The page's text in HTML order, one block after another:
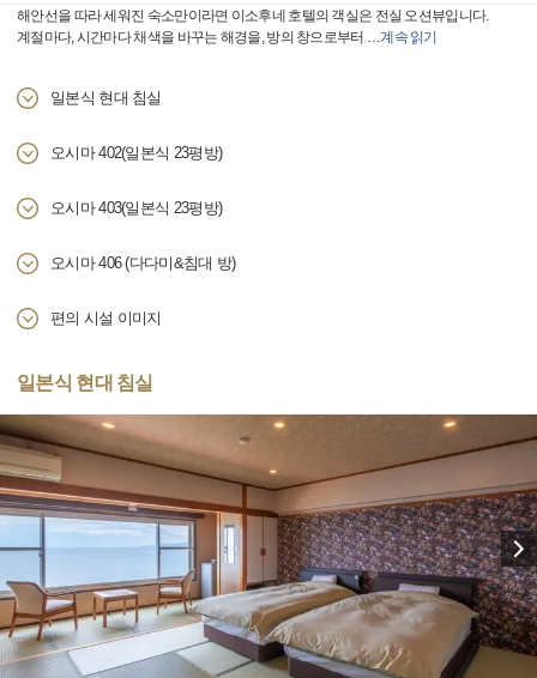
해안선을 따라 세워진 숙소만이라면 이소후네 호텔의 객실은 전실 오션뷰입니다.
계절마다, 시간마다 채색을 바꾸는 해경을, 방의 창으로부터 …계속 읽기
일본식 현대 침실
오시마 402(일본식 23평방)
오시마 403(일본식 23평방)
오시마 406 (다다미&침대 방)
편의 시설 이미지
일본식 현대 침실